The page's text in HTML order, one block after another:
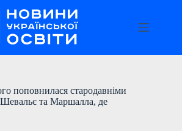
поповнилася стародавніми
та Маршалла, де